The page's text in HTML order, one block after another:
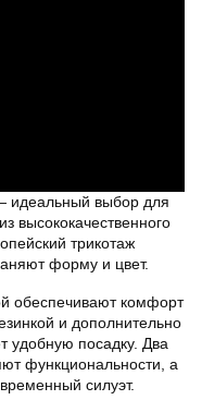
идеальный выбор для
высококачественного
трикотаж
форму и цвет.
обеспечивают комфорт
и дополнительно
удобную посадку. Два
функциональности, а
силуэт.